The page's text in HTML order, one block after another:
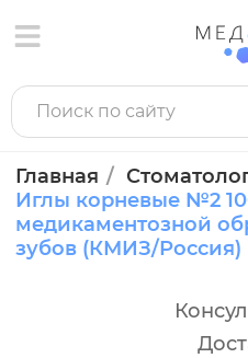
Главная
Иглы корневые №2
медикаментозной
зубов (КМИЗ/Россия)